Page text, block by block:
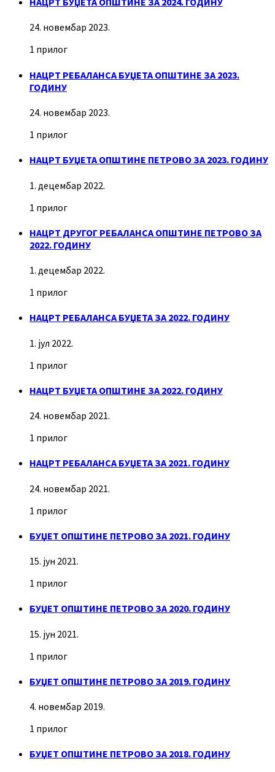
24. новембар 2023.
1 прилог
НАЦРТ РЕБАЛАНСА БУЏЕТА ОПШТИНЕ ЗА 2023.
ГОДИНУ
24. новембар 2023.
1 прилог
НАЦРТ БУЏЕТА ОПШТИНЕ ПЕТРОВО ЗА 2023. ГОДИНУ
1. децембар 2022.
1 прилог
НАЦРТ ДРУГОГ РЕБАЛАНСА ОПШТИНЕ ПЕТРОВО ЗА
2022. ГОДИНУ
1. децембар 2022.
1 прилог
НАЦРТ РЕБАЛАНСА БУЏЕТА ЗА 2022. ГОДИНУ
1. јул 2022.
1 прилог
НАЦРТ БУЏЕТА ОПШТИНЕ ЗА 2022. ГОДИНУ
24. новембар 2021.
1 прилог
НАЦРТ РЕБАЛАНСА БУЏЕТА ЗА 2021. ГОДИНУ
24. новембар 2021.
1 прилог
БУЏЕТ ОПШТИНЕ ПЕТРОВО ЗА 2021. ГОДИНУ
15. јун 2021.
1 прилог
БУЏЕТ ОПШТИНЕ ПЕТРОВО ЗА 2020. ГОДИНУ
15. јун 2021.
1 прилог
БУЏЕТ ОПШТИНЕ ПЕТРОВО ЗА 2019. ГОДИНУ
4. новембар 2019.
1 прилог
БУЏЕТ ОПШТИНЕ ПЕТРОВО ЗА 2018. ГОДИНУ